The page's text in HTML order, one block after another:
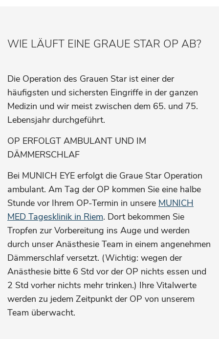
WIE LÄUFT EINE GRAUE STAR OP AB?
Die Operation des Grauen Star ist einer der
häufigsten und sichersten Eingriffe in der ganzen
Medizin und wir meist zwischen dem 65. und 75.
Lebensjahr durchgeführt.
OP ERFOLGT AMBULANT UND IM
DÄMMERSCHLAF
Bei MUNICH EYE erfolgt die Graue Star Operation
ambulant. Am Tag der OP kommen Sie eine halbe
Stunde vor Ihrem OP-Termin in unsere MUNICH
MED Tagesklinik in Riem. Dort bekommen Sie
Tropfen zur Vorbereitung ins Auge und werden
durch unser Anästhesie Team in einem angenehmen
Dämmerschlaf versetzt. (Wichtig: wegen der
Anästhesie bitte 6 Std vor der OP nichts essen und
2 Std vorher nichts mehr trinken.) Ihre Vitalwerte
werden zu jedem Zeitpunkt der OP von unserem
Team überwacht.